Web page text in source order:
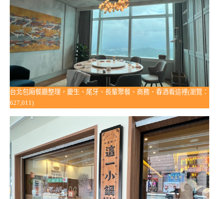
台北包廂餐廳整理，慶生、尾牙、長輩聚餐、商務、春酒看這裡(瀏覽：
627,011)